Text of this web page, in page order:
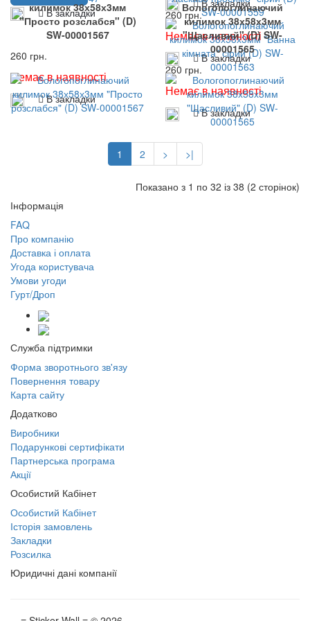
В закладки
260 грн.
Немає в наявності
В закладки
килимок 38х58х3мм
"Просто розслабся" (D)
SW-00001567
260 грн.
Немає в наявності
В закладки
Вологопоглинаючий
килимок 38х58х3мм
"Щасливий" (D) SW-
00001565
260 грн.
Немає в наявності
В закладки
1 2 > >|
Показано з 1 по 32 із 38 (2 сторінок)
Інформація
FAQ
Про компанію
Доставка і оплата
Угода користувача
Умови угоди
Гурт/Дроп
Служба підтримки
Форма зворотнього зв'язу
Повернення товару
Карта сайту
Додатково
Виробники
Подарункові сертифікати
Партнерська програма
Акції
Особистий Кабінет
Особистий Кабінет
Історія замовлень
Закладки
Розсилка
Юридичні дані компанії